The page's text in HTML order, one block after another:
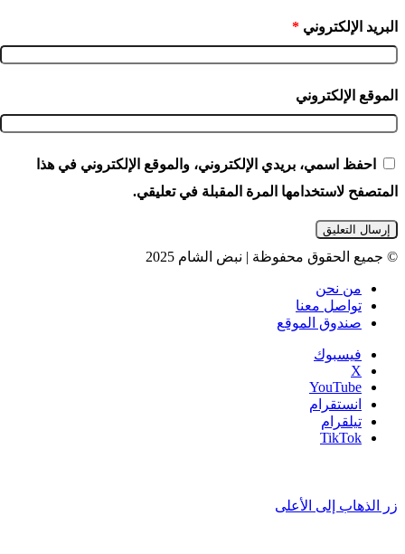
البريد الإلكتروني *
الموقع الإلكتروني
احفظ اسمي، بريدي الإلكتروني، والموقع الإلكتروني في هذا
المتصفح لاستخدامها المرة المقبلة في تعليقي.
© جميع الحقوق محفوظة | نبض الشام 2025
من نحن
تواصل معنا
صندوق الموقع
فيسبوك
‫X
‫YouTube
انستقرام
تيلقرام
‫TikTok
زر الذهاب إلى الأعلى